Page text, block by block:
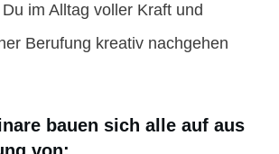
im Alltag voller Kraft und
Berufung kreativ nachgehen
bauen sich alle auf aus